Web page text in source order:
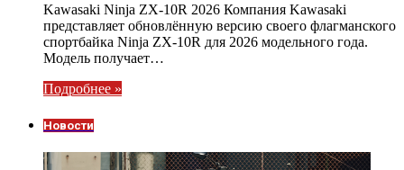
Kawasaki Ninja ZX-10R 2026 Компания Kawasaki
представляет обновлённую версию своего флагманского
спортбайка Ninja ZX-10R для 2026 модельного года.
Модель получает…
Подробнее »
Новости